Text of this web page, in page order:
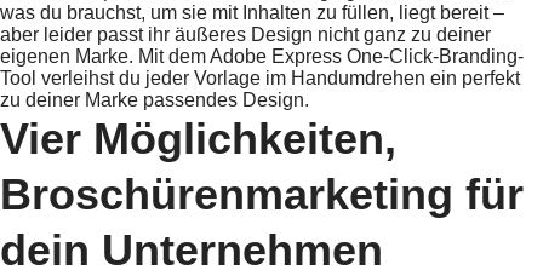
was du brauchst, um sie mit Inhalten zu füllen, liegt bereit –
aber leider passt ihr äußeres Design nicht ganz zu deiner
eigenen Marke. Mit dem Adobe Express One-Click-Branding-
Tool verleihst du jeder Vorlage im Handumdrehen ein perfekt
zu deiner Marke passendes Design.
Vier Möglichkeiten,
Broschürenmarketing für
dein Unternehmen